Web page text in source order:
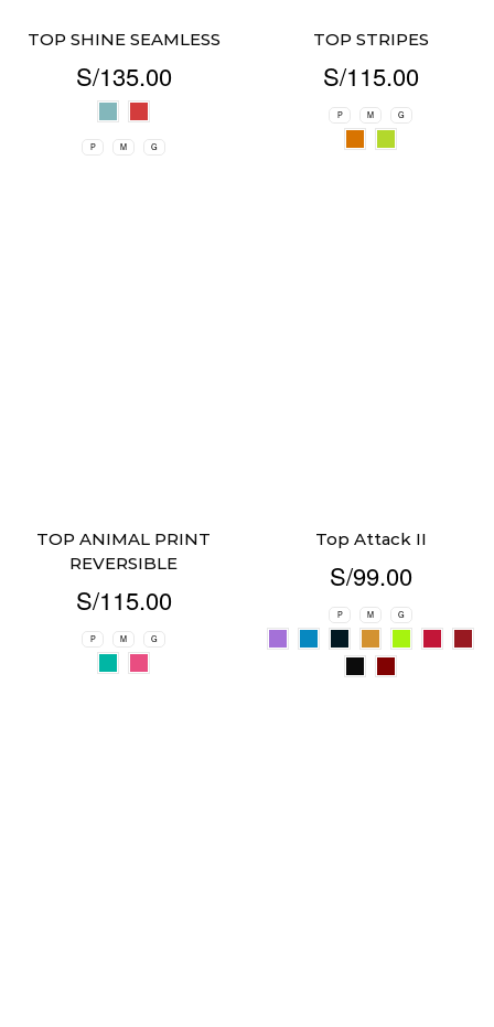
TOP SHINE SEAMLESS
S/135.00
P M G
TOP STRIPES
S/115.00
P M G
TOP ANIMAL PRINT
REVERSIBLE
S/115.00
P M G
Top Attack II
S/99.00
P M G